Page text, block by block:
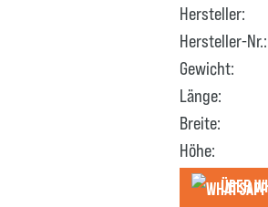
Hersteller:
Hersteller-Nr.:
Gewicht:
Länge:
Breite:
Höhe:
Über